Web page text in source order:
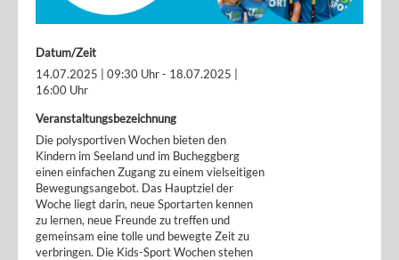
Datum/Zeit
14.07.2025 | 09:30 Uhr - 18.07.2025 |
16:00 Uhr
Veranstaltungsbezeichnung
Die polysportiven Wochen bieten den
Kindern im Seeland und im Bucheggberg
einen einfachen Zugang zu einem vielseitigen
Bewegungsangebot. Das Hauptziel der
Woche liegt darin, neue Sportarten kennen
zu lernen, neue Freunde zu treffen und
gemeinsam eine tolle und bewegte Zeit zu
verbringen. Die Kids-Sport Wochen stehen